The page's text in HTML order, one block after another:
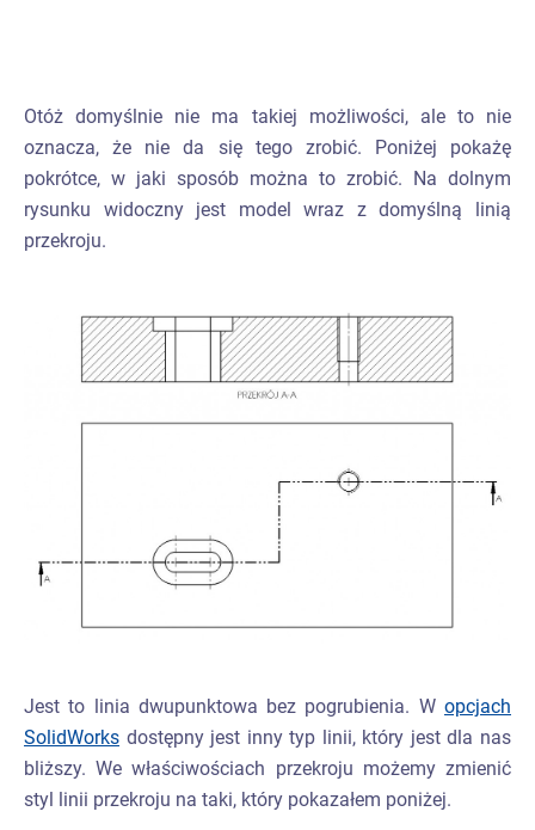
Otóż domyślnie nie ma takiej możliwości, ale to nie
oznacza, że nie da się tego zrobić. Poniżej pokażę
pokrótce, w jaki sposób można to zrobić. Na dolnym
rysunku widoczny jest model wraz z domyślną linią
przekroju.
Jest to linia dwupunktowa bez pogrubienia. W opcjach
SolidWorks dostępny jest inny typ linii, który jest dla nas
bliższy. We właściwościach przekroju możemy zmienić
styl linii przekroju na taki, który pokazałem poniżej.